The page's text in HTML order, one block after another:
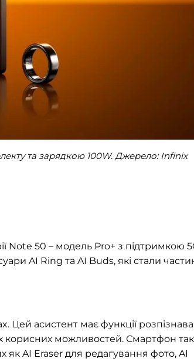
та зарядкою 100W. Джерело: Infinix
Note 50 – модель Pro+ з підтримкою
AI Ring та AI Buds, які стали
асистент має функції
корисних можливостей. Смартфон
як AI Eraser для редагування фото, AI